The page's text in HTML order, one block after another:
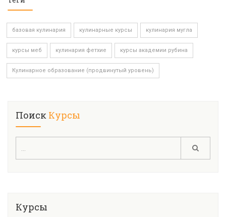
базовая кулинария кулинарные курсы кулинария мугла
курсы меб кулинария фетхие курсы академии рубина
Кулинарное образование (продвинутый уровень)
Поиск Курсы
Курсы